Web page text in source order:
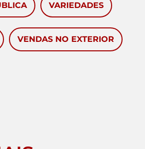
VARIEDADES
VENDAS NO EXTERIOR